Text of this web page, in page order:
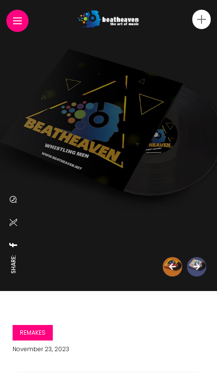
SHARE:
REMAKES
November 23, 2023